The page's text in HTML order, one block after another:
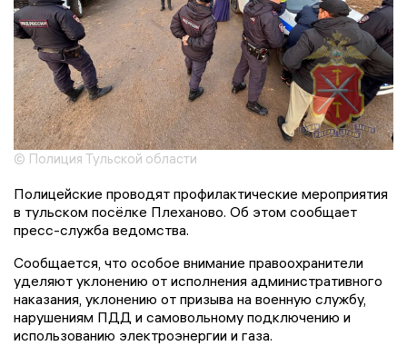
© Полиция Тульской области
Полицейские проводят профилактические мероприятия
в тульском посёлке Плеханово. Об этом сообщает
пресс-служба ведомства.
Сообщается, что особое внимание правоохранители
уделяют уклонению от исполнения административного
наказания, уклонению от призыва на военную службу,
нарушениям ПДД и самовольному подключению и
использованию электроэнергии и газа.